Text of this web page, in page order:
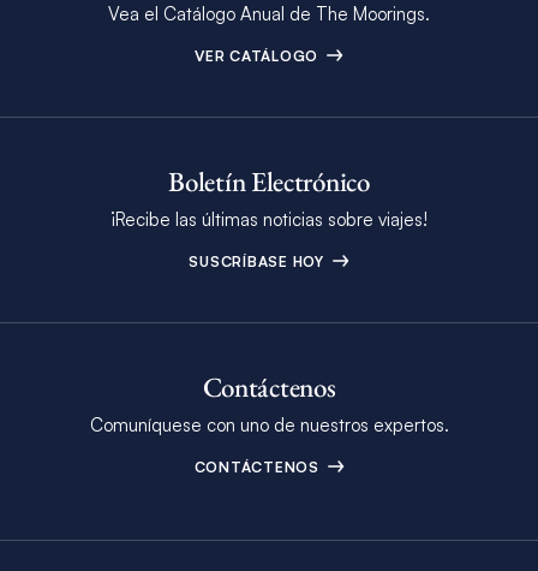
Vea el Catálogo Anual de The Moorings.
VER CATÁLOGO
Boletín Electrónico
¡Recibe las últimas noticias sobre viajes!
SUSCRÍBASE HOY
Contáctenos
Comuníquese con uno de nuestros expertos.
CONTÁCTENOS